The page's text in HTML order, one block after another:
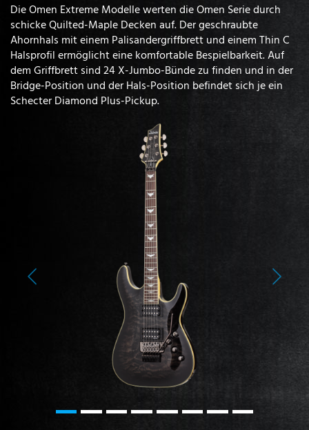
Die Omen Extreme Modelle werten die Omen Serie durch
schicke Quilted-Maple Decken auf. Der geschraubte
Ahornhals mit einem Palisandergriffbrett und einem Thin C
Halsprofil ermöglicht eine komfortable Bespielbarkeit. Auf
dem Griffbrett sind 24 X-Jumbo-Bünde zu finden und in der
Bridge-Position und der Hals-Position befindet sich je ein
Schecter Diamond Plus-Pickup.
Previous Next